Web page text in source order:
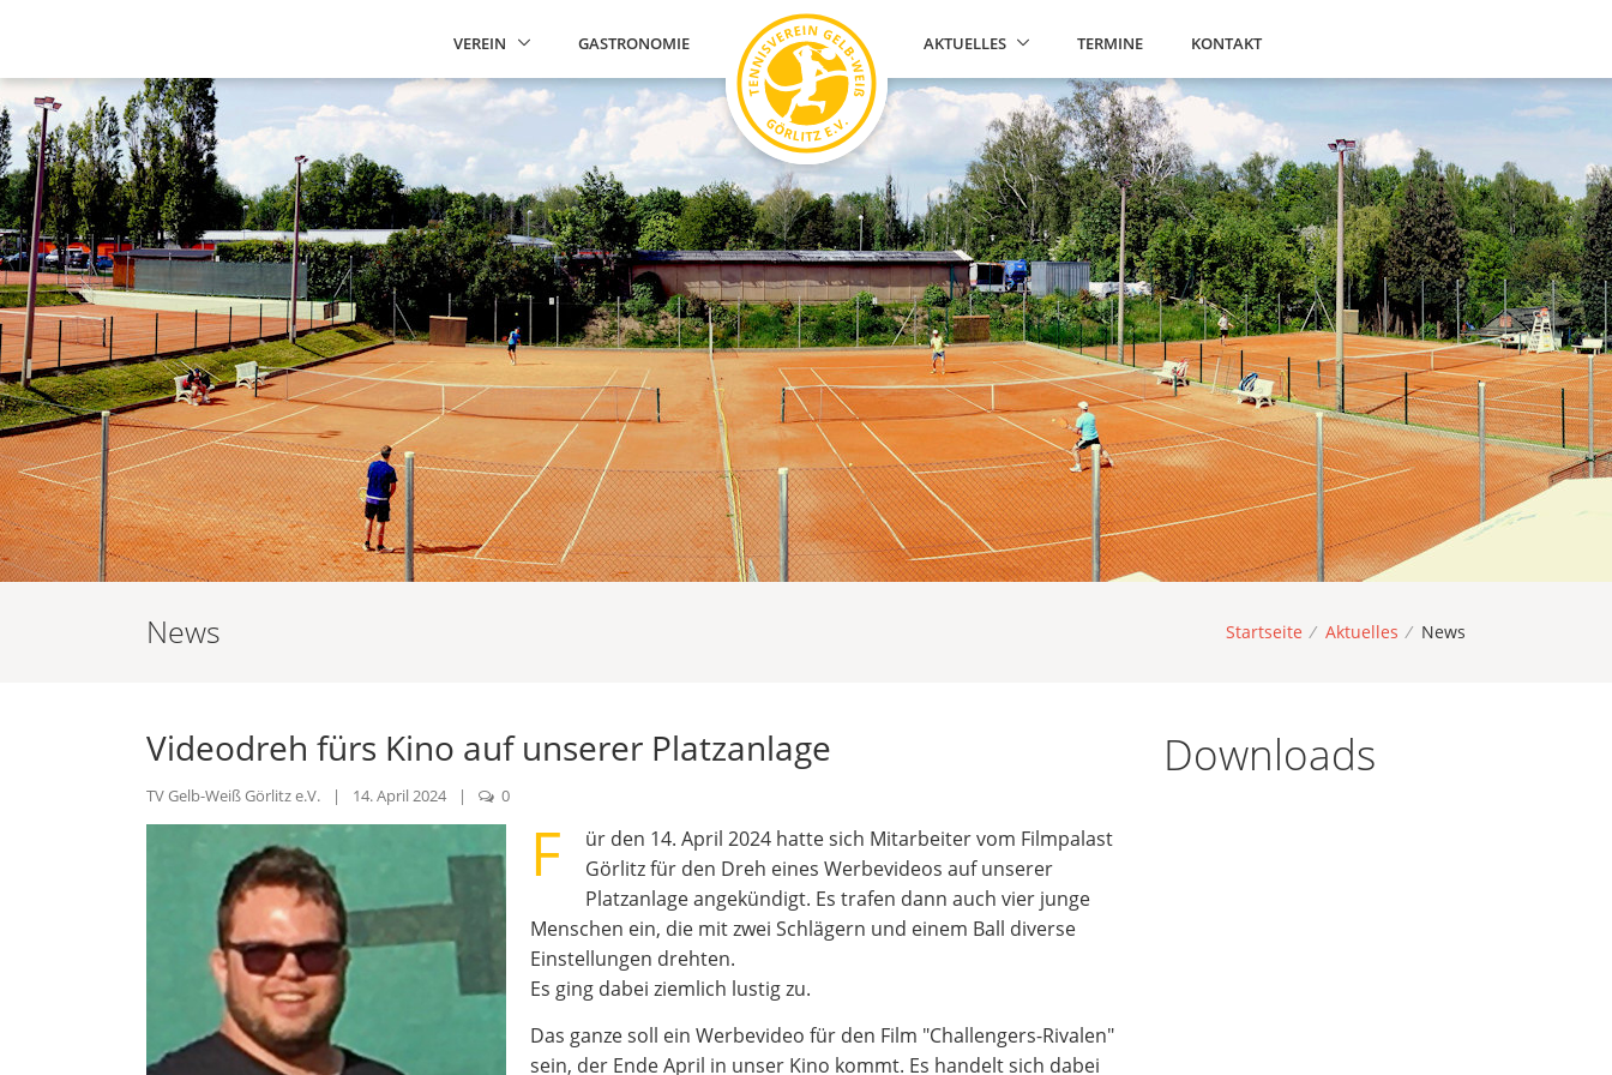
VEREIN GASTRONOMIE AKTUELLES TERMINE KONTAKT
News Startseite / Aktuelles / News
Videodreh fürs Kino auf unserer Platzanlage
TV Gelb-Weiß Görlitz e.V. | 14. April 2024 | 0
F
ür den 14. April 2024 hatte sich Mitarbeiter vom Filmpalast
Görlitz für den Dreh eines Werbevideos auf unserer
Platzanlage angekündigt. Es trafen dann auch vier junge
Menschen ein, die mit zwei Schlägern und einem Ball diverse
Einstellungen drehten.
Es ging dabei ziemlich lustig zu.
Das ganze soll ein Werbevideo für den Film "Challengers-Rivalen"
sein, der Ende April in unser Kino kommt. Es handelt sich dabei
Downloads